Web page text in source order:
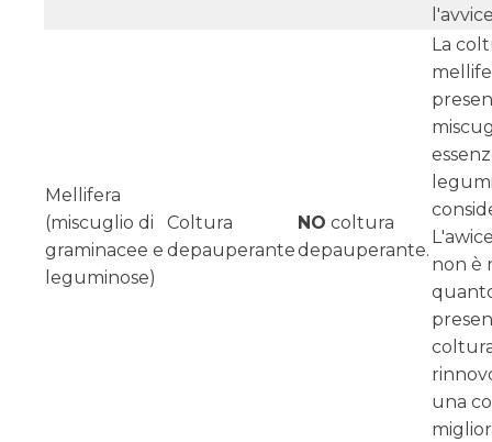
Mellifera
(miscuglio di
graminacee e
leguminose)
Coltura
depauperante
NO coltura
depauperante.
La
non è
una